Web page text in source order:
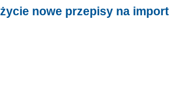
nowe przepisy na